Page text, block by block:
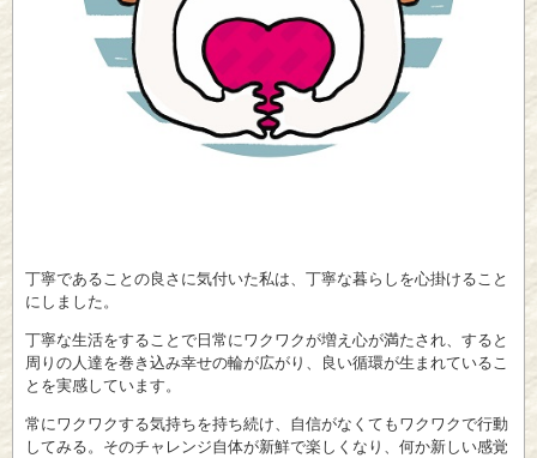
丁寧であることの良さに気付いた私は、丁寧な暮らしを心掛けること
にしました。
丁寧な生活をすることで日常にワクワクが増え心が満たされ、すると
周りの人達を巻き込み幸せの輪が広がり、良い循環が生まれているこ
とを実感しています。
常にワクワクする気持ちを持ち続け、自信がなくてもワクワクで行動
してみる。そのチャレンジ自体が新鮮で楽しくなり、何か新しい感覚